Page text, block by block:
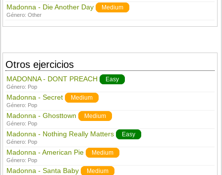
Madonna - Die Another Day Medium
Género:Other
Otros ejercicios
MADONNA - DONT PREACH Easy
Género: Pop
Madonna - Secret Medium
Género: Pop
Madonna - Ghosttown Medium
Género: Pop
Madonna - Nothing Really Matters Easy
Género: Pop
Madonna - American Pie Medium
Género: Pop
Madonna - Santa Baby Medium